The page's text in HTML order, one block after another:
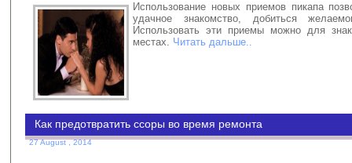
Использование новых приемов пикапа
удачное знакомство, добиться
Использовать эти приемы можно для
местах. Читать дальше..
Как предотвратить ссоры во время ремонта
27 August , 2014